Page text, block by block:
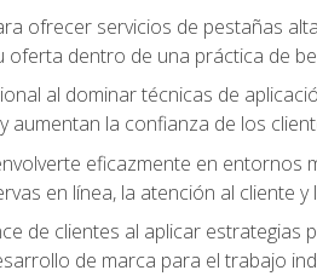
ofrecer servicios de pestañas
oferta dentro de una práctica de
al dominar técnicas de
aumentan la confianza de los
eficazmente en entornos
en línea, la atención al cliente
de clientes al aplicar
de marca para el trabajo